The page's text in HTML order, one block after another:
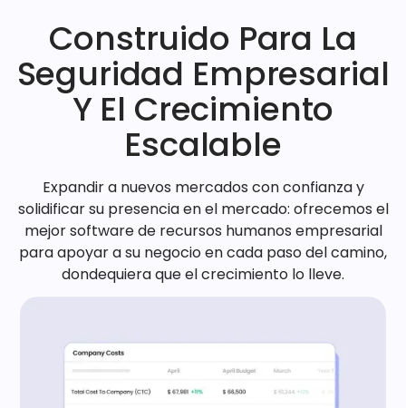
Construido Para La
Seguridad Empresarial
Y El Crecimiento
Escalable
Expandir a nuevos mercados con confianza y
solidificar su presencia en el mercado: ofrecemos el
mejor software de recursos humanos empresarial
para apoyar a su negocio en cada paso del camino,
dondequiera que el crecimiento lo lleve.